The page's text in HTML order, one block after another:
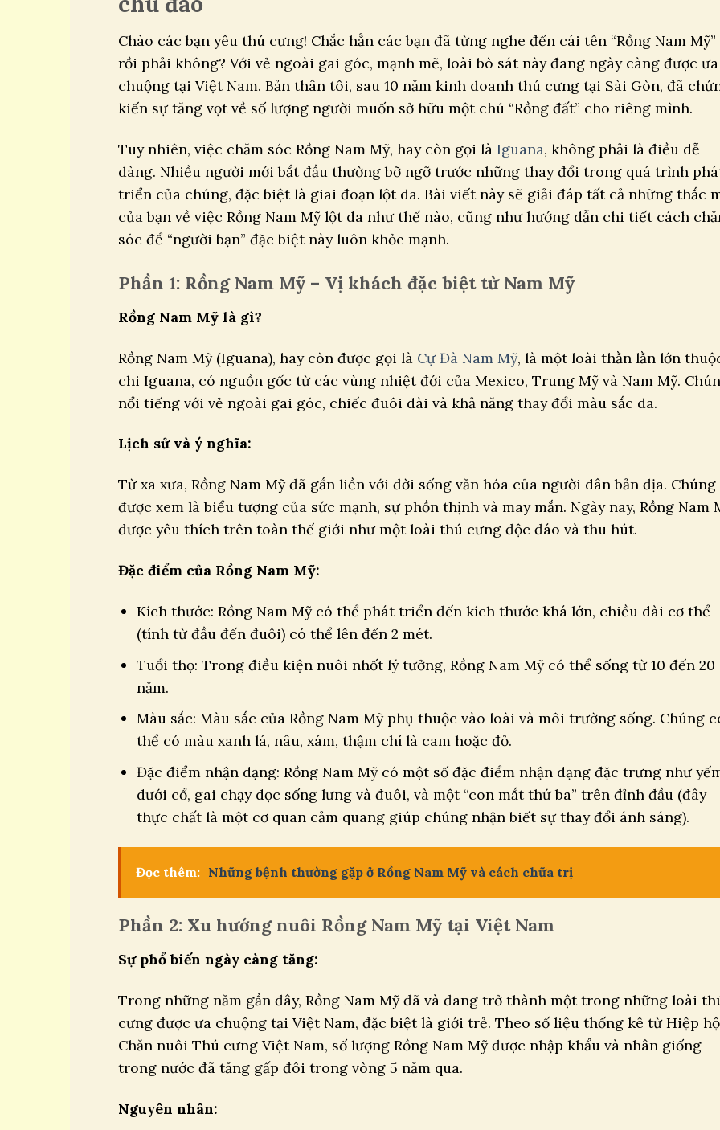
Chào các bạn yêu thú cưng! Chắc hẳn các bạn đã từng nghe đến cái tên “Rồng Nam Mỹ”
rồi phải không? Với vẻ ngoài gai góc, mạnh mẽ, loài bò sát này đang ngày càng được ưa
chuộng tại Việt Nam. Bản thân tôi, sau 10 năm kinh doanh thú cưng tại Sài Gòn, đã
kiến sự tăng vọt về số lượng người muốn sở hữu một chú “Rồng đất” cho riêng mình.
Tuy nhiên, việc chăm sóc Rồng Nam Mỹ, hay còn gọi là Iguana, không phải là điều dễ
dàng. Nhiều người mới bắt đầu thường bỡ ngỡ trước những thay đổi trong quá trình
triển của chúng, đặc biệt là giai đoạn lột da. Bài viết này sẽ giải đáp tất cả những thắc
của bạn về việc Rồng Nam Mỹ lột da như thế nào, cũng như hướng dẫn chi tiết cách
sóc để “người bạn” đặc biệt này luôn khỏe mạnh.
Phần 1: Rồng Nam Mỹ – Vị khách đặc biệt từ Nam Mỹ
Rồng Nam Mỹ là gì?
Rồng Nam Mỹ (Iguana), hay còn được gọi là Cự Đà Nam Mỹ, là một loài thằn lằn lớn
chi Iguana, có nguồn gốc từ các vùng nhiệt đới của Mexico, Trung Mỹ và Nam Mỹ.
nổi tiếng với vẻ ngoài gai góc, chiếc đuôi dài và khả năng thay đổi màu sắc da.
Lịch sử và ý nghĩa:
Từ xa xưa, Rồng Nam Mỹ đã gắn liền với đời sống văn hóa của người dân bản địa. Chúng
được xem là biểu tượng của sức mạnh, sự phồn thịnh và may mắn. Ngày nay, Rồng Nam
được yêu thích trên toàn thế giới như một loài thú cưng độc đáo và thu hút.
Đặc điểm của Rồng Nam Mỹ:
Kích thước: Rồng Nam Mỹ có thể phát triển đến kích thước khá lớn, chiều dài cơ thể
(tính từ đầu đến đuôi) có thể lên đến 2 mét.
Tuổi thọ: Trong điều kiện nuôi nhốt lý tưởng, Rồng Nam Mỹ có thể sống từ 10 đến 20
năm.
Màu sắc: Màu sắc của Rồng Nam Mỹ phụ thuộc vào loài và môi trường sống. Chúng
thể có màu xanh lá, nâu, xám, thậm chí là cam hoặc đỏ.
Đặc điểm nhận dạng: Rồng Nam Mỹ có một số đặc điểm nhận dạng đặc trưng như
dưới cổ, gai chạy dọc sống lưng và đuôi, và một “con mắt thứ ba” trên đỉnh đầu (đây
thực chất là một cơ quan cảm quang giúp chúng nhận biết sự thay đổi ánh sáng).
Đọc thêm: Những bệnh thường gặp ở Rồng Nam Mỹ và cách chữa trị
Phần 2: Xu hướng nuôi Rồng Nam Mỹ tại Việt Nam
Sự phổ biến ngày càng tăng:
Trong những năm gần đây, Rồng Nam Mỹ đã và đang trở thành một trong những loài
cưng được ưa chuộng tại Việt Nam, đặc biệt là giới trẻ. Theo số liệu thống kê từ Hiệp
Chăn nuôi Thú cưng Việt Nam, số lượng Rồng Nam Mỹ được nhập khẩu và nhân giống
trong nước đã tăng gấp đôi trong vòng 5 năm qua.
Nguyên nhân: